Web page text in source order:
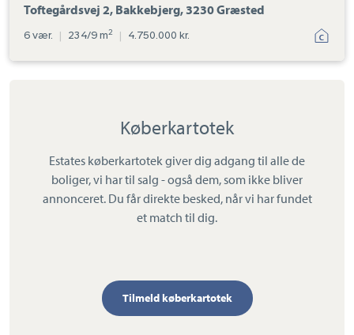
Toftegårdsvej 2, Bakkebjerg, 3230 Græsted
6 vær. | 234/9 m2 | 4.750.000 kr.
Køberkartotek
Estates køberkartotek giver dig adgang til alle de
boliger, vi har til salg - også dem, som ikke bliver
annonceret. Du får direkte besked, når vi har fundet
et match til dig.
Tilmeld køberkartotek